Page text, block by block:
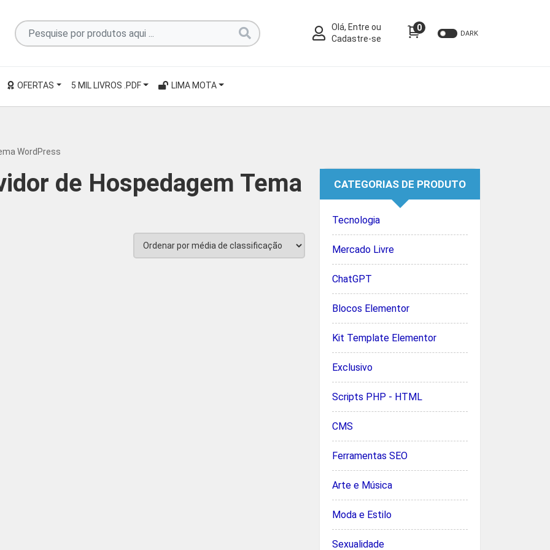
Pesquise
por
Olá, Entre ou
Cadastre-se
0
DARK
OFERTAS 5 MIL LIVROS .PDF LIMA MOTA
WordPress
de Hospedagem Tema
CATEGORIAS DE PRODUTO
Tecnologia
Mercado Livre
ChatGPT
Blocos Elementor
Kit Template Elementor
Exclusivo
Scripts PHP - HTML
CMS
Ferramentas SEO
Arte e Música
Moda e Estilo
Sexualidade